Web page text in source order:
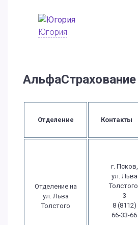
Югория
АльфаСтрахование
Отделение Контакты
Отделение на
ул. Льва
Толстого
г. Псков,
ул. Льва
Толстого,
3
8 (8112)
66-33-66